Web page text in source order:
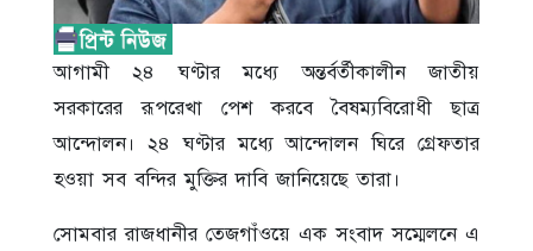
আগামী ২৪ ঘণ্টার মধ্যে অন্তর্বর্তীকালীন জাতীয়
সরকারের রূপরেখা পেশ করবে বৈষম্যবিরোধী ছাত্র
আন্দোলন। ২৪ ঘণ্টার মধ্যে আন্দোলন ঘিরে গ্রেফতার
হওয়া সব বন্দির মুক্তির দাবি জানিয়েছে তারা।
সোমবার রাজধানীর তেজগাঁওয়ে এক সংবাদ সম্মেলনে এ